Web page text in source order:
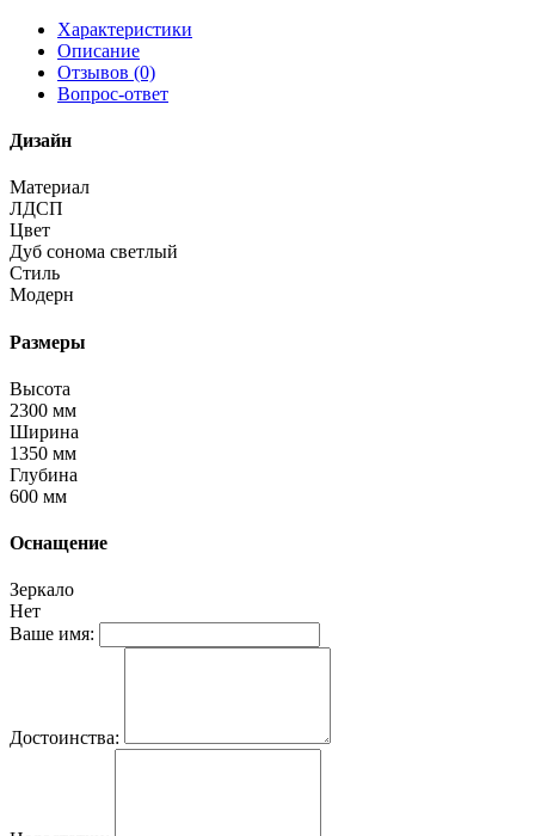
Характеристики
Описание
Отзывов (0)
Вопрос-ответ
Дизайн
Материал
ЛДСП
Цвет
Дуб сонома светлый
Стиль
Модерн
Размеры
Высота
2300 мм
Ширина
1350 мм
Глубина
600 мм
Оснащение
Зеркало
Нет
Ваше имя:
Достоинства: